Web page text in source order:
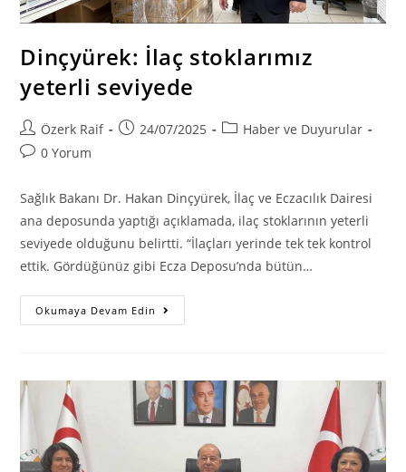
Dinçyürek: İlaç stoklarımız
yeterli seviyede
Post
author:
Özerk Raif
Post24/07/2025
PostHaber ve Duyurular
Post0 Yorum
Sağlık Bakanı Dr. Hakan Dinçyürek, İlaç ve Eczacılık Dairesi
ana deposunda yaptığı açıklamada, ilaç stoklarının yeterli
seviyede olduğunu belirtti. “İlaçları yerinde tek tek kontrol
ettik. Gördüğünüz gibi Ecza Deposu’nda bütün…
Okumaya Devam Edin Dinçyürek:
İlaç